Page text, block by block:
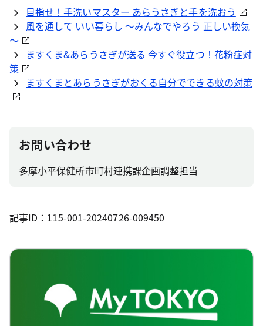
目指せ！手洗いマスター あらうさぎと手を洗おう
風を通して いい暮らし ～みんなでやろう 正しい換気
～
ますくま&あらうさぎが送る 今すぐ役立つ！花粉症対
策
ますくまとあらうさぎがおくる自分でできる蚊の対策
お問い合わせ
多摩小平保健所市町村連携課企画調整担当
記事ID：115-001-20240726-009450